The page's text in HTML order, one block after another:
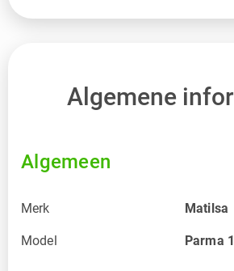
Algemene
Algemeen
Merk Matilsa
Model Parma